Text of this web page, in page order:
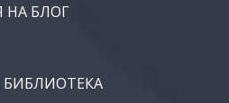
НА БЛОГ